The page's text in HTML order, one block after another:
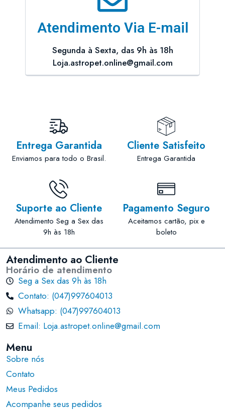
Atendimento Via E-mail
Segunda à Sexta, das 9h às 18h
Loja.astropet.online@gmail.com
Entrega Garantida
Enviamos para todo o Brasil.
Cliente Satisfeito
Entrega Garantida
Suporte ao Cliente
Atendimento Seg a Sex das
9h às 18h
Pagamento Seguro
Aceitamos cartão, pix e
boleto
Atendimento ao Cliente
Horário de atendimento
Seg a Sex das 9h às 18h
Contato: (047)997604013
Whatsapp: (047)997604013
Email: Loja.astropet.online@gmail.com
Menu
Sobre nós
Contato
Meus Pedidos
Acompanhe seus pedidos